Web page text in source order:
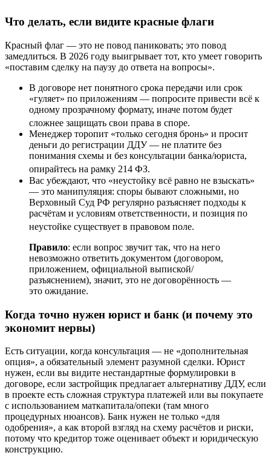
Что делать, если видите красные флаги
Красный флаг — это не повод паниковать; это повод
замедлиться. В 2026 году выигрывает тот, кто умеет говорить
«поставим сделку на паузу до ответа на вопросы».
В договоре нет понятного срока передачи или срок
«гуляет» по приложениям — попросите привести всё к
одному прозрачному формату, иначе потом будет
сложнее защищать свои права в споре.
Менеджер торопит «только сегодня бронь» и просит
деньги до регистрации ДДУ — не платите без
понимания схемы и без консультации банка/юриста,
опирайтесь на рамку 214 ФЗ.
Вас убеждают, что «неустойку всё равно не взыскать»
— это манипуляция: споры бывают сложными, но
Верховный Суд РФ регулярно разъясняет подходы к
расчётам и условиям ответственности, и позиция по
неустойке существует в правовом поле.
Правило: если вопрос звучит так, что на него
невозможно ответить документом (договором,
приложением, официальной выпиской/
разъяснением), значит, это не договорённость —
это ожидание.
Когда точно нужен юрист и банк (и почему это
экономит нервы)
Есть ситуации, когда консультация — не «дополнительная
опция», а обязательный элемент разумной сделки. Юрист
нужен, если вы видите нестандартные формулировки в
договоре, если застройщик предлагает альтернативу ДДУ, если
в проекте есть сложная структура платежей или вы покупаете
с использованием маткапитала/опеки (там много
процедурных нюансов). Банк нужен не только «для
одобрения», а как второй взгляд на схему расчётов и риски,
потому что кредитор тоже оценивает объект и юридическую
конструкцию.